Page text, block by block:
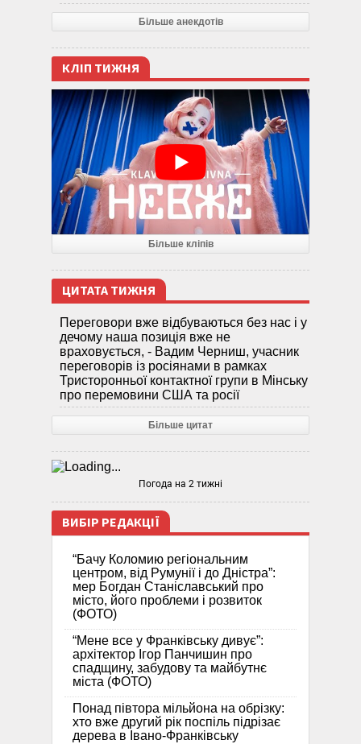
Більше анекдотів
КЛІП ТИЖНЯ
Більше кліпів
ЦИТАТА ТИЖНЯ
Переговори вже відбуваються без нас і у
дечому наша позиція вже не
враховується, - Вадим Черниш, учасник
переговорів із росіянами в рамках
Тристоронньої контактної групи в Мінську
про перемовини США та росії
Більше цитат
Погода на 2 тижні
ВИБІР РЕДАКЦІЇ
“Бачу Коломию регіональним
центром, від Румунії і до Дністра”:
мер Богдан Станіславський про
місто, його проблеми і розвиток
(ФОТО)
“Мене все у Франківську дивує”:
архітектор Ігор Панчишин про
спадщину, забудову та майбутнє
міста (ФОТО)
Понад півтора мільйона на обрізку:
хто вже другий рік поспіль підрізає
дерева в Івано-Франківську